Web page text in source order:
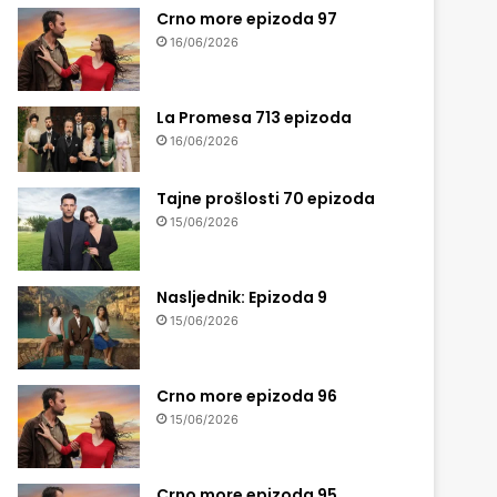
Crno more epizoda 97
16/06/2026
La Promesa 713 epizoda
16/06/2026
Tajne prošlosti 70 epizoda
15/06/2026
Nasljednik: Epizoda 9
15/06/2026
Crno more epizoda 96
15/06/2026